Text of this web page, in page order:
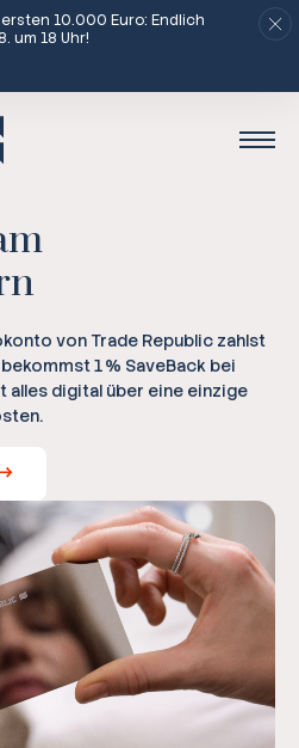
10.000 Euro: Endlich
um 18 Uhr!
von Trade Republic zahlst
1 % SaveBack bei
alles digital über eine einzige